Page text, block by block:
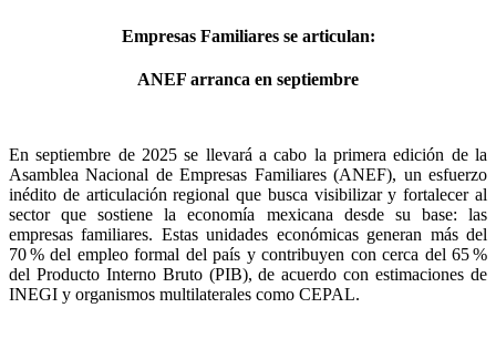
Empresas Familiares se articulan:
ANEF arranca en septiembre
En septiembre de 2025 se llevará a cabo la primera edición de la
Asamblea Nacional de Empresas Familiares (ANEF), un esfuerzo
inédito de articulación regional que busca visibilizar y fortalecer al
sector que sostiene la economía mexicana desde su base: las
empresas familiares. Estas unidades económicas generan más del
70 % del empleo formal del país y contribuyen con cerca del 65 %
del Producto Interno Bruto (PIB), de acuerdo con estimaciones de
INEGI y organismos multilaterales como CEPAL.